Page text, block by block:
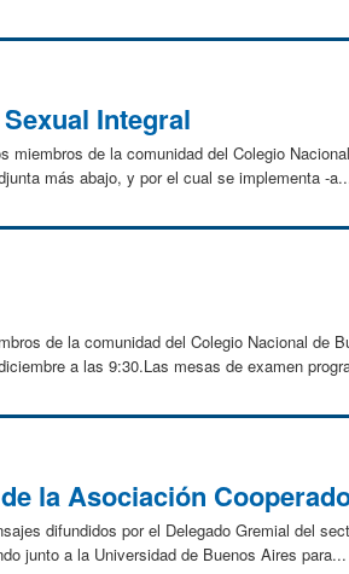
Integral
miembros de la comunidad del Colegio
más abajo, y por el cual se implementa -
de la comunidad del Colegio Nacional de
a las 9:30.Las mesas de examen
la Asociación
difundidos por el Delegado Gremial del
junto a la Universidad de Buenos Aires para...